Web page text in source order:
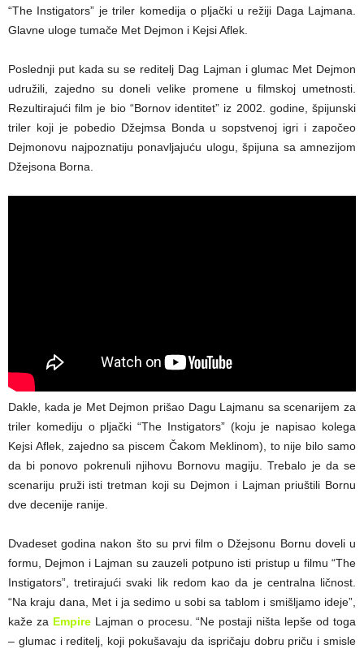
“The Instigators” je triler komedija o pljački u režiji Daga Lajmana.
Glavne uloge tumače Met Dejmon i Kejsi Aflek.
Poslednji put kada su se reditelj Dag Lajman i glumac Met Dejmon
udružili, zajedno su doneli velike promene u filmskoj umetnosti.
Rezultirajući film je bio “Bornov identitet” iz 2002. godine, špijunski
triler koji je pobedio Džejmsa Bonda u sopstvenoj igri i započeo
Dejmonovu najpoznatiju ponavljajuću ulogu, špijuna sa amnezijom
Džejsona Borna.
Dakle, kada je Met Dejmon prišao Dagu Lajmanu sa scenarijem za
triler komediju o pljački “The Instigators” (koju je napisao kolega
Kejsi Aflek, zajedno sa piscem Čakom Meklinom), to nije bilo samo
da bi ponovo pokrenuli njihovu Bornovu magiju. Trebalo je da se
scenariju pruži isti tretman koji su Dejmon i Lajman priuštili Bornu
dve decenije ranije.
Dvadeset godina nakon što su prvi film o Džejsonu Bornu doveli u
formu, Dejmon i Lajman su zauzeli potpuno isti pristup u filmu “The
Instigators”, tretirajući svaki lik redom kao da je centralna ličnost.
“Na kraju dana, Met i ja sedimo u sobi sa tablom i smišljamo ideje”,
kaže za EmpireLajman o procesu. “Ne postaji ništa lepše od toga
– glumac i reditelj, koji pokušavaju da ispričaju dobru priču i smisle